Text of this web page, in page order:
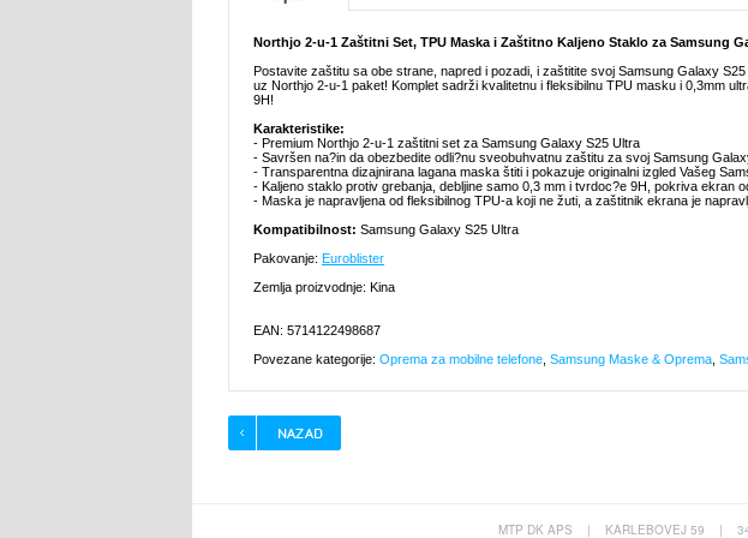
Northjo 2-u-1 Zaštitni Set, TPU Maska i Zaštitno Kaljeno Staklo za Samsung
Postavite zaštitu sa obe strane, napred i pozadi, i zaštitite svoj Samsung Galaxy
uz Northjo 2-u-1 paket! Komplet sadrži kvalitetnu i fleksibilnu TPU masku i 0,3mm
9H!
Karakteristike:
- Premium Northjo 2-u-1 zaštitni set za Samsung Galaxy S25 Ultra
- Savršen na?in da obezbedite odli?nu sveobuhvatnu zaštitu za svoj Samsung
- Transparentna dizajnirana lagana maska štiti i pokazuje originalni izgled Vašeg
- Kaljeno staklo protiv grebanja, debljine samo 0,3 mm i tvrdoc?e 9H, pokriva ekran
- Maska je napravljena od fleksibilnog TPU-a koji ne žuti, a zaštitnik ekrana je
Kompatibilnost: Samsung Galaxy S25 Ultra
Pakovanje: Euroblister
Zemlja proizvodnje: Kina
EAN: 5714122498687
Povezane kategorije: Oprema za mobilne telefone Samsung Maske & Oprema
MTP DK APS | KARLEBOVEJ 59 |